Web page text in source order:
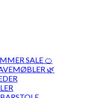
SALE 🍊
🌿